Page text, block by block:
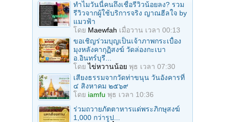
ทำไมวันนี้คนถึงเชื่อรีวิวน้อยลง? รวม
รีวิวจากผู้ใช้บริการจริง ญาณฮีลใจ by
แมวฟ้า
โดย Maewfah เมื่อวาน เวลา 00:13
ขอเชิญร่วมบุญเป็นเจ้าภาพกระเบื้อง
มุงหลังคากุฏิสงฆ์ วัดล่องกะเบา
อ.อินทร์บุรี...
โดยไข่หวานน้อย พุธ เวลา 07:30
เสียงธรรมจากวัดท่าขนุน วันอังคารที่
๔ สิงหาคม ๒๕๖๙
โดย iamfu พุธ เวลา 10:36
ร่วมถวายภัตตาหารแด่พระภิกษุสงฆ์
1,000 กว่ารูป...